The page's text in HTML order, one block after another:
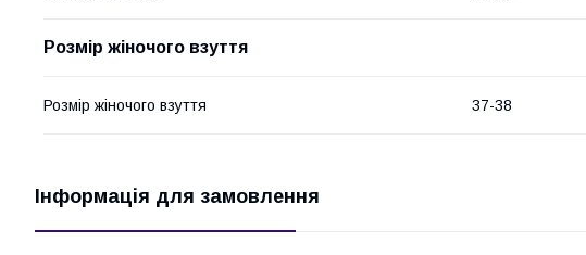
Розмір жіночого взуття
Розмір жіночого взуття 37-38
Інформація для замовлення